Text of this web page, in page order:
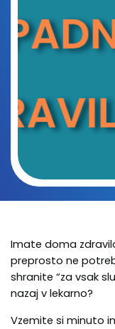
Imate doma
preprosto ne
shranite “za vsak
nazaj v lekarno?
Vzemite si minuto